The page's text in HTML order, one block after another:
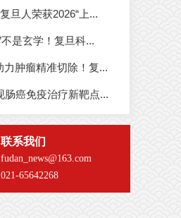
联系我们
fudan_news@163.com
021-65642268